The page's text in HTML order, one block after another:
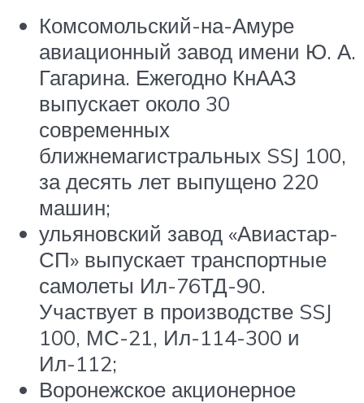
Комсомольский-на-Амуре
авиационный завод имени Ю. А.
Гагарина. Ежегодно КнААЗ
выпускает около 30
современных
ближнемагистральных SSJ 100,
за десять лет выпущено 220
машин;
ульяновский завод «Авиастар-
СП» выпускает транспортные
самолеты Ил-76ТД-90.
Участвует в производстве SSJ
100, МС-21, Ил-114-300 и
Ил-112;
Воронежское акционерное